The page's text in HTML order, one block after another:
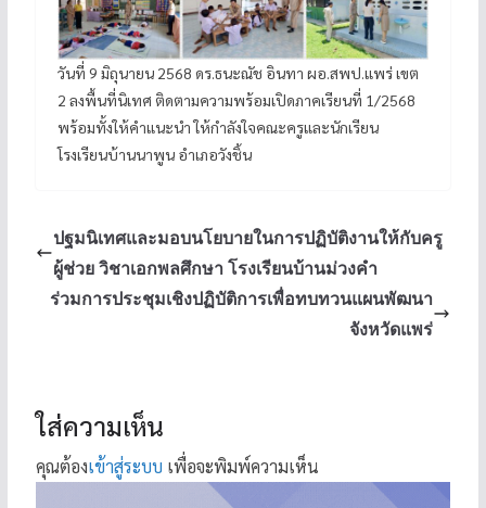
วันที่ 9 มิถุนายน 2568 ดร.ธนะณัช อินทา ผอ.สพป.แพร่ เขต
2 ลงพื้นที่นิเทศ ติดตามความพร้อมเปิดภาคเรียนที่ 1/2568
พร้อมทั้งให้คำแนะนำ ให้กำลังใจคณะครูและนักเรียน
โรงเรียนบ้านนาพูน อำเภอวังชิ้น
ปฐมนิเทศและมอบนโยบายในการปฏิบัติงานให้กับครู
ผู้ช่วย วิชาเอกพลศึกษา โรงเรียนบ้านม่วงคำ
ร่วมการประชุมเชิงปฏิบัติการเพื่อทบทวนแผนพัฒนา
จังหวัดแพร่
ใส่ความเห็น
คุณต้องเข้าสู่ระบบ เพื่อจะพิมพ์ความเห็น